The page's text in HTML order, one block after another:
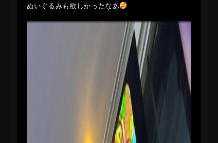
ぬいぐるみも欲しかったなあ